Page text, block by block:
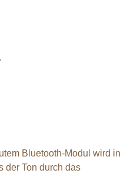
Bluetooth-Modul wird in
der Ton durch das